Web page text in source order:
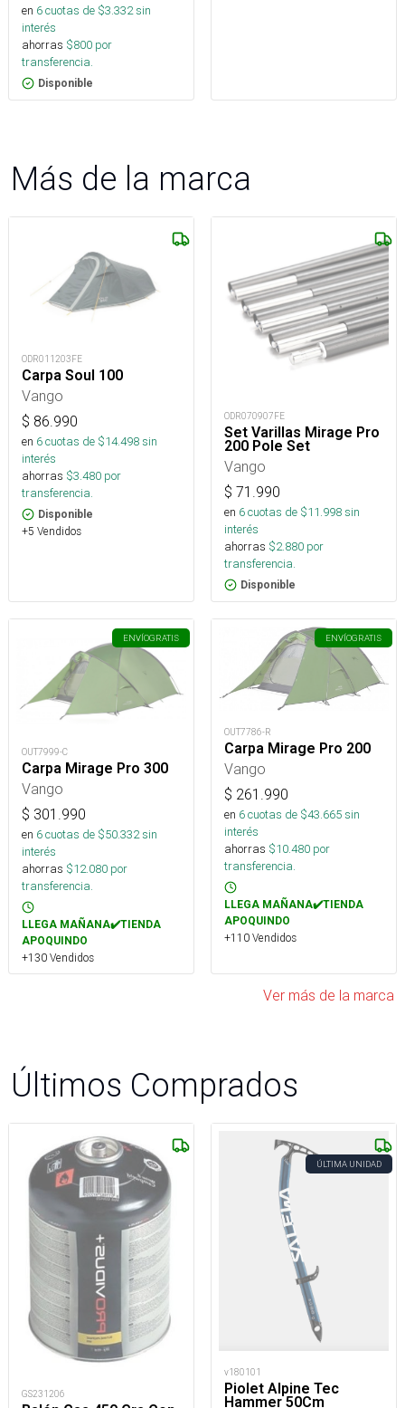
en 6cuotas de $3.332sin
interés
ahorras $800 por
transferencia.
Disponible
Más de la marca
ODR011203FE
Carpa Soul 100
Vango
$ 86.990
en 6cuotas de $14.498sin
interés
ahorras $3.480 por
transferencia.
Disponible
+5 Vendidos
ODR070907FE
Set Varillas Mirage Pro
200 Pole Set
Vango
$ 71.990
en 6cuotas de $11.998sin
interés
ahorras $2.880 por
transferencia.
Disponible
ENVÍOGRATIS
OUT7999-C
Carpa Mirage Pro 300
Vango
$ 301.990
en 6cuotas de $50.332sin
interés
ahorras $12.080 por
transferencia.
LLEGA MAÑANA✔️TIENDA
APOQUINDO
+130 Vendidos
ENVÍOGRATIS
OUT7786-R
Carpa Mirage Pro 200
Vango
$ 261.990
en 6cuotas de $43.665sin
interés
ahorras $10.480 por
transferencia.
LLEGA MAÑANA✔️TIENDA
APOQUINDO
+110 Vendidos
Ver más de la marca
Últimos Comprados
GS231206
ÚLTIMA UNIDAD
v180101
Piolet Alpine Tec
Hammer 50Cm